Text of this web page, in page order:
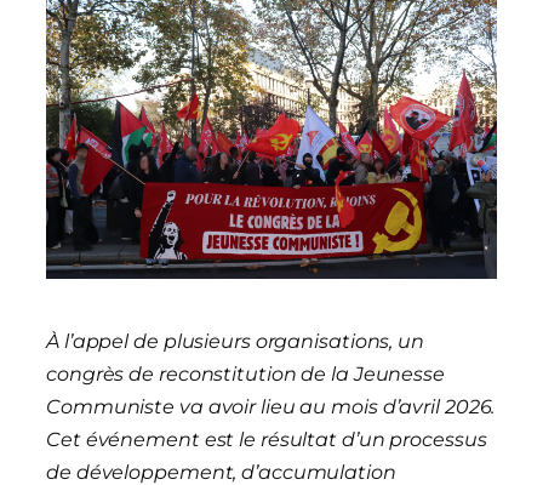
À l’appel de plusieurs organisations, un
congrès de reconstitution de la Jeunesse
Communiste va avoir lieu au mois d’avril 2026.
Cet événement est le résultat d’un processus
de développement, d’accumulation